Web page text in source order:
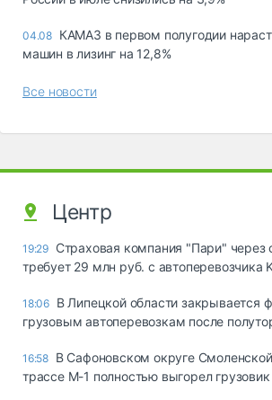
04.08 КАМАЗ в первом полугодии
машин в лизинг на 12,8%
Все новости
Центр
19:29 Страховая компания "Пари" через
требует 29 млн руб. с автоперевозчика
18:06 В Липецкой области закрывается
грузовым автоперевозкам после
16:58 В Сафоновском округе
трассе М-1 полностью выгорел грузовик